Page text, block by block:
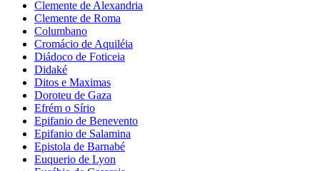
Clemente de Alexandria
Clemente de Roma
Columbano
Cromácio de Aquiléia
Diádoco de Foticeia
Didaké
Ditos e Maximas
Doroteu de Gaza
Efrém o Sírio
Epifanio de Benevento
Epifanio de Salamina
Epistola de Barnabé
Euquerio de Lyon